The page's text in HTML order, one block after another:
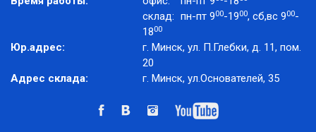
склад: пн-пт 900-1900, сб,вс 900-
1800
Юр.адрес:
г. Минск, ул. П.Глебки, д. 11, пом.
20
Адрес склада:
г. Минск, ул.Основателей, 35